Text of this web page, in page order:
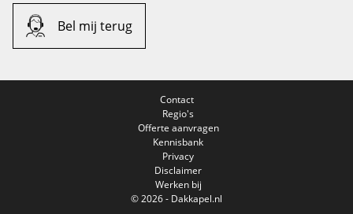
Bel mij terug
© 2026 - Dakkapel.nl
Contact
Regio's
Offerte aanvragen
Kennisbank
Privacy
Disclaimer
Werken bij